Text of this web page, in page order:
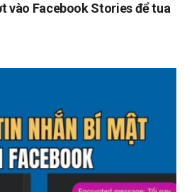
vào Facebook Stories để tua